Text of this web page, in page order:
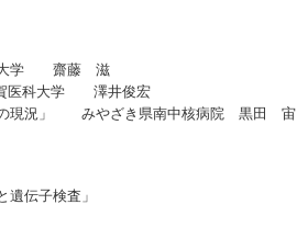
山大学 齋藤 滋
医科大学 澤井俊宏
の現況」 みやざき県南中核病院 黒田 宙
伝子検査」